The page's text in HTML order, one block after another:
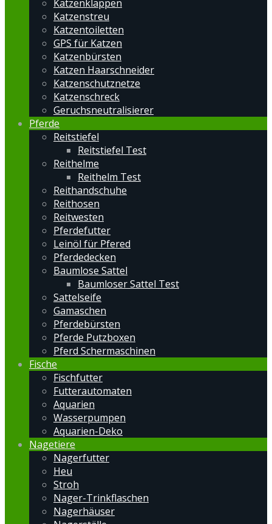
Katzenklappen
Katzenstreu
Katzentoiletten
GPS für Katzen
Katzenbürsten
Katzen Haarschneider
Katzenschutznetze
Katzenschreck
Geruchsneutralisierer
Pferde
Reitstiefel
Reitstiefel Test
Reithelme
Reithelm Test
Reithandschuhe
Reithosen
Reitwesten
Pferdefutter
Leinöl für Pfered
Pferdedecken
Baumlose Sattel
Baumloser Sattel Test
Sattelseife
Gamaschen
Pferdebürsten
Pferde Putzboxen
Pferd Schermaschinen
Fische
Fischfutter
Futterautomaten
Aquarien
Wasserpumpen
Aquarien-Deko
Nagetiere
Nagerfutter
Heu
Stroh
Nager-Trinkflaschen
Nagerhäuser